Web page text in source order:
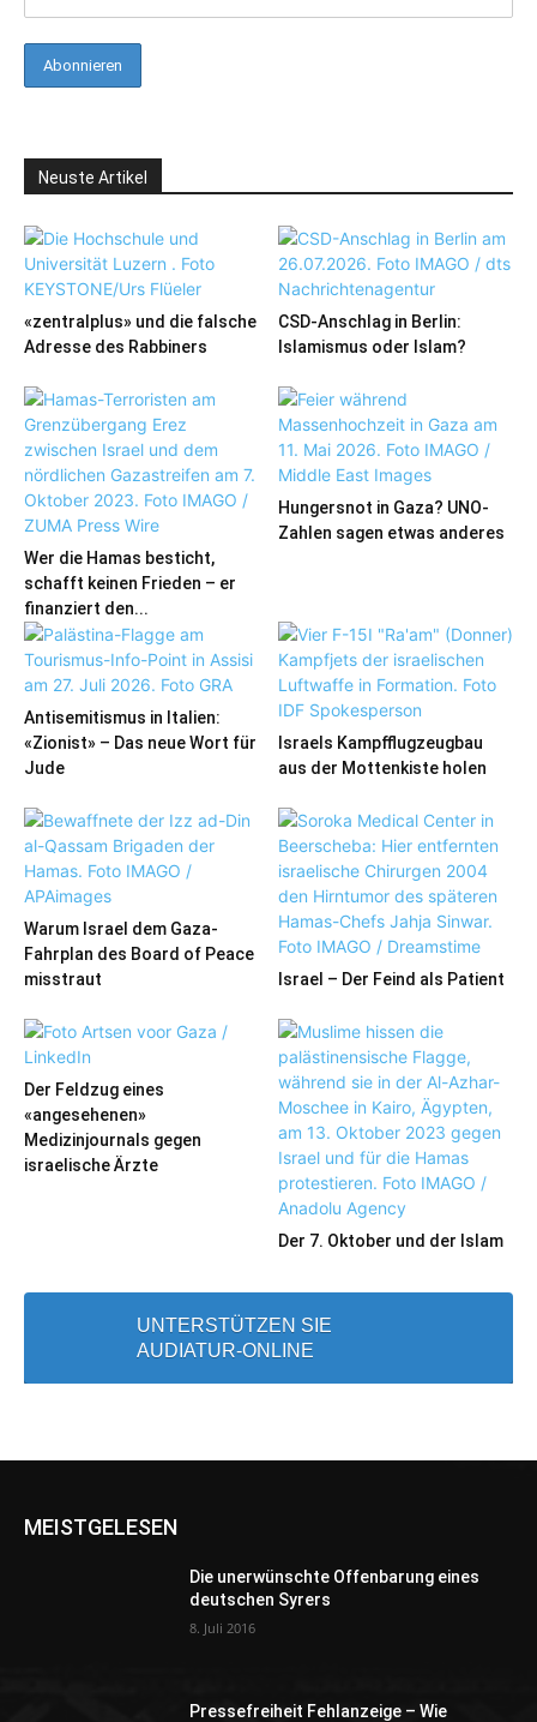
Neuste Artikel
«zentralplus» und die falsche
Adresse des Rabbiners
CSD-Anschlag in Berlin:
Islamismus oder Islam?
Wer die Hamas besticht,
schafft keinen Frieden – er
finanziert den...
Hungersnot in Gaza? UNO-
Zahlen sagen etwas anderes
Antisemitismus in Italien:
«Zionist» – Das neue Wort für
Jude
Israels Kampfflugzeugbau
aus der Mottenkiste holen
Warum Israel dem Gaza-
Fahrplan des Board of Peace
misstraut
Israel – Der Feind als Patient
Der Feldzug eines
«angesehenen»
Medizinjournals gegen
israelische Ärzte
Der 7. Oktober und der Islam
UNTERSTÜTZEN SIE
AUDIATUR-ONLINE
MEISTGELESEN
Die unerwünschte Offenbarung eines
deutschen Syrers
8. Juli 2016
Pressefreiheit Fehlanzeige – Wie